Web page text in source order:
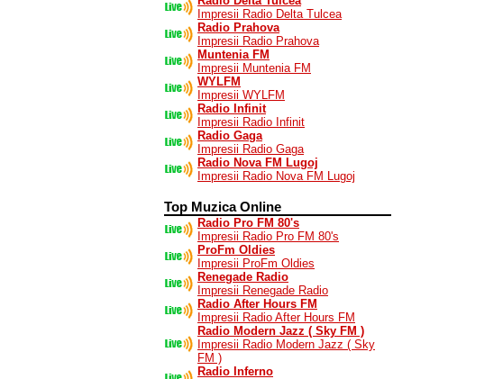
Impresii Radio Delta Tulcea
Radio Prahova
Impresii Radio Prahova
Muntenia FM
Impresii Muntenia FM
WYLFM
Impresii WYLFM
Radio Infinit
Impresii Radio Infinit
Radio Gaga
Impresii Radio Gaga
Radio Nova FM Lugoj
Impresii Radio Nova FM Lugoj
Top Muzica Online
Radio Pro FM 80's
Impresii Radio Pro FM 80's
ProFm Oldies
Impresii ProFm Oldies
Renegade Radio
Impresii Renegade Radio
Radio After Hours FM
Impresii Radio After Hours FM
Radio Modern Jazz ( Sky FM )
Impresii Radio Modern Jazz ( Sky
FM )
Radio Inferno